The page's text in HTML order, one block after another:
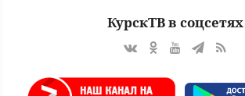
КурскТВ в соцсетях